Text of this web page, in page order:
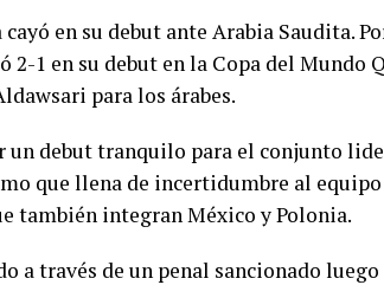
en su debut ante Arabia Saudita.
2-1 en su debut en la Copa del Mundo
para los árabes.
un debut tranquilo para el conjunto
que llena de incertidumbre al
también integran México y Polonia.
a través de un penal sancionado